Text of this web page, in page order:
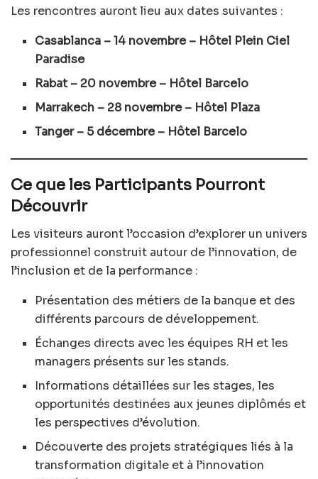
Les rencontres auront lieu aux dates suivantes :
Casablanca – 14 novembre – Hôtel Plein Ciel
Paradise
Rabat – 20 novembre – Hôtel Barcelo
Marrakech – 28 novembre – Hôtel Plaza
Tanger – 5 décembre – Hôtel Barcelo
Ce que les Participants Pourront
Découvrir
Les visiteurs auront l’occasion d’explorer un univers
professionnel construit autour de l’innovation, de
l’inclusion et de la performance :
Présentation des métiers de la banque et des
différents parcours de développement.
Échanges directs avec les équipes RH et les
managers présents sur les stands.
Informations détaillées sur les stages, les
opportunités destinées aux jeunes diplômés et
les perspectives d’évolution.
Découverte des projets stratégiques liés à la
transformation digitale et à l’innovation